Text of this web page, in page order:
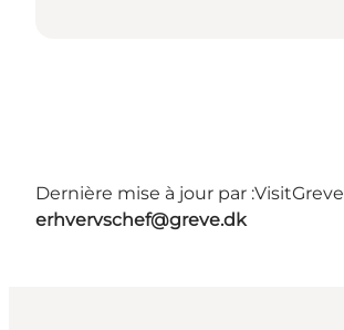
Dernière mise à jour par :VisitGreve
erhvervschef@greve.dk